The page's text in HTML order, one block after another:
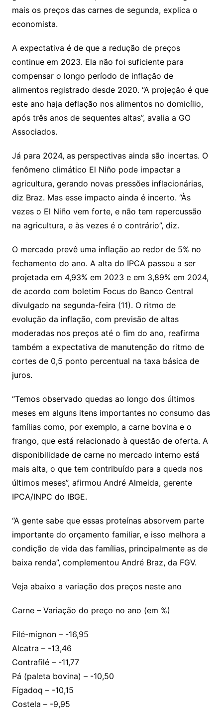
mais os preços das carnes de segunda, explica o
economista.
A expectativa é de que a redução de preços
continue em 2023. Ela não foi suficiente para
compensar o longo período de inflação de
alimentos registrado desde 2020. “A projeção é que
este ano haja deflação nos alimentos no domicílio,
após três anos de sequentes altas”, avalia a GO
Associados.
Já para 2024, as perspectivas ainda são incertas. O
fenômeno climático El Niño pode impactar a
agricultura, gerando novas pressões inflacionárias,
diz Braz. Mas esse impacto ainda é incerto. “Às
vezes o El Niño vem forte, e não tem repercussão
na agricultura, e às vezes é o contrário”, diz.
O mercado prevê uma inflação ao redor de 5% no
fechamento do ano. A alta do IPCA passou a ser
projetada em 4,93% em 2023 e em 3,89% em 2024,
de acordo com boletim Focus do Banco Central
divulgado na segunda-feira (11). O ritmo de
evolução da inflação, com previsão de altas
moderadas nos preços até o fim do ano, reafirma
também a expectativa de manutenção do ritmo de
cortes de 0,5 ponto percentual na taxa básica de
juros.
“Temos observado quedas ao longo dos últimos
meses em alguns itens importantes no consumo das
famílias como, por exemplo, a carne bovina e o
frango, que está relacionado à questão de oferta. A
disponibilidade de carne no mercado interno está
mais alta, o que tem contribuído para a queda nos
últimos meses”, afirmou André Almeida, gerente
IPCA/INPC do IBGE.
“A gente sabe que essas proteínas absorvem parte
importante do orçamento familiar, e isso melhora a
condição de vida das famílias, principalmente as de
baixa renda”, complementou André Braz, da FGV.
Veja abaixo a variação dos preços neste ano
Carne – Variação do preço no ano (em %)
Filé-mignon – -16,95
Alcatra – -13,46
Contrafilé – -11,77
Pá (paleta bovina) – -10,50
Fígadoq – -10,15
Costela – -9,95